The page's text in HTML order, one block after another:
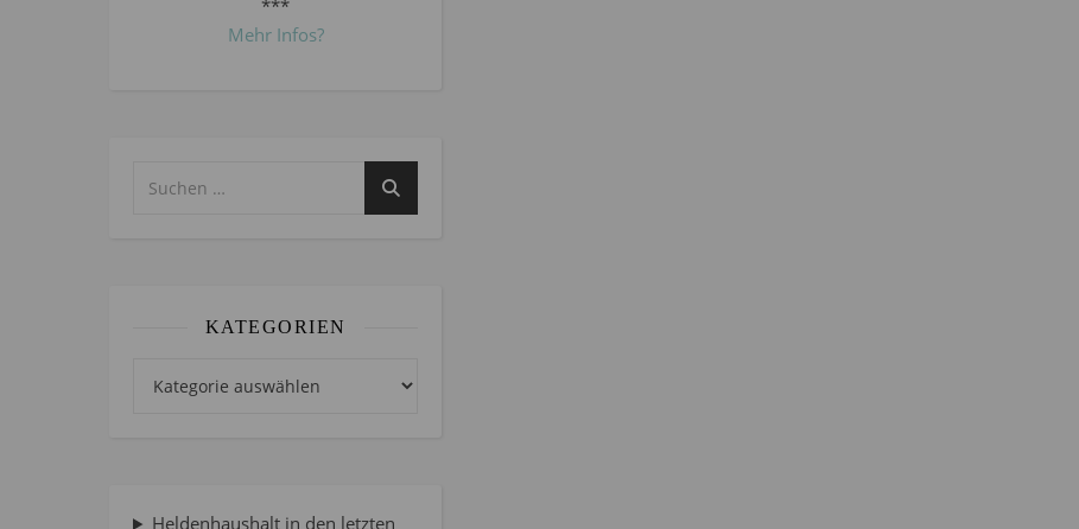
***
Mehr Infos?
KATEGORIEN
Heldenhaushalt in den letzten